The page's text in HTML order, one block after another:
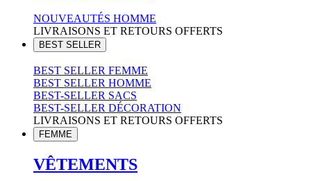
NOUVEAUTÉS HOMME
LIVRAISONS ET RETOURS OFFERTS
BEST SELLER
BEST SELLER FEMME
BEST SELLER HOMME
BEST-SELLER SACS
BEST-SELLER DÉCORATION
LIVRAISONS ET RETOURS OFFERTS
FEMME
VÊTEMENTS